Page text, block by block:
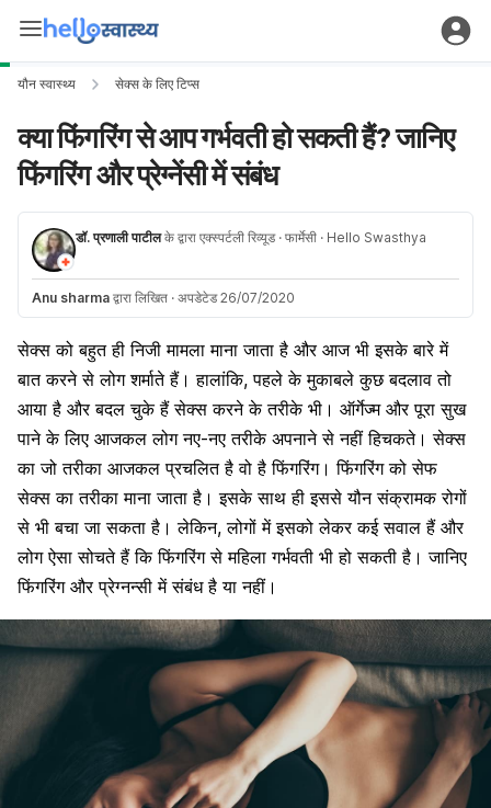
यौन स्वास्थ्य सेक्स के लिए टिप्स
क्या फिंगरिंग से आप गर्भवती हो सकती हैं? जानिए
फिंगरिंग और प्रेग्नेंसी में संबंध
डॉ. प्रणाली पाटीलके द्वारा एक्स्पर्टली रिव्यूड · फार्मेसी · Hello Swasthya
Anu sharma द्वारा लिखित · अपडेटेड 26/07/2020
सेक्स को बहुत ही निजी मामला माना जाता है और आज भी इसके बारे में
बात करने से लोग शर्माते हैं। हालांकि, पहले के मुकाबले कुछ बदलाव तो
आया है और बदल चुके हैं सेक्स करने के तरीके भी। ऑर्गेज्म और पूरा सुख
पाने के लिए आजकल लोग नए-नए तरीके अपनाने से नहीं हिचकते। सेक्स
का जो तरीका आजकल प्रचलित है वो है फिंगरिंग। फिंगरिंग को सेफ
सेक्स का तरीका माना जाता है। इसके साथ ही इससे यौन संक्रामक रोगों
से भी बचा जा सकता है। लेकिन, लोगों में इसको लेकर कई सवाल हैं और
लोग ऐसा सोचते हैं कि फिंगरिंग से महिला गर्भवती भी हो सकती है। जानिए
फिंगरिंग और प्रेग्नन्सी में संबंध है या नहीं।